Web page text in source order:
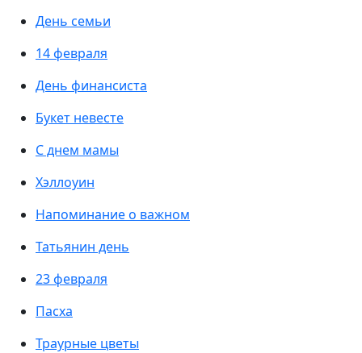
День семьи
14 февраля
День финансиста
Букет невесте
С днем мамы
Хэллоуин
Напоминание о важном
Татьянин день
23 февраля
Пасха
Траурные цветы